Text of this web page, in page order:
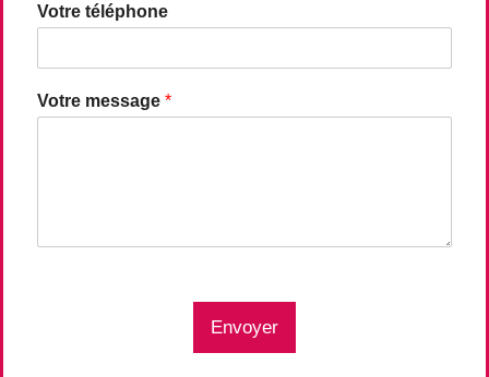
Votre téléphone
Votre message *
Envoyer